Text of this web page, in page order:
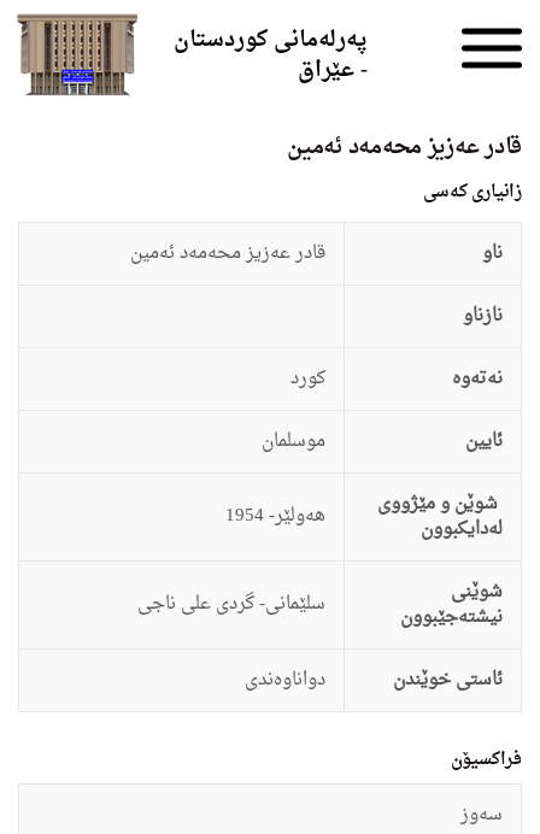
پەرلەمانی کوردستان
- عێراق
قادر عه‌زیز محه‌مه‌د ئه‌مین
زانيارى کەسی
ناو
قادر عه‌زیز محه‌مه‌د ئه‌مین
نازناو
نەتەوە
كورد
ئایین
موسلمان
شوێن و مێژووی
لەدایکبوون هه‌ولێر- 1954
شوێنی
نیشتەجێبوون سلێمانى- گردى على ناجى
ئاستى خوێندن دواناوه‌ندى
فراکسیۆن
سه‌وز